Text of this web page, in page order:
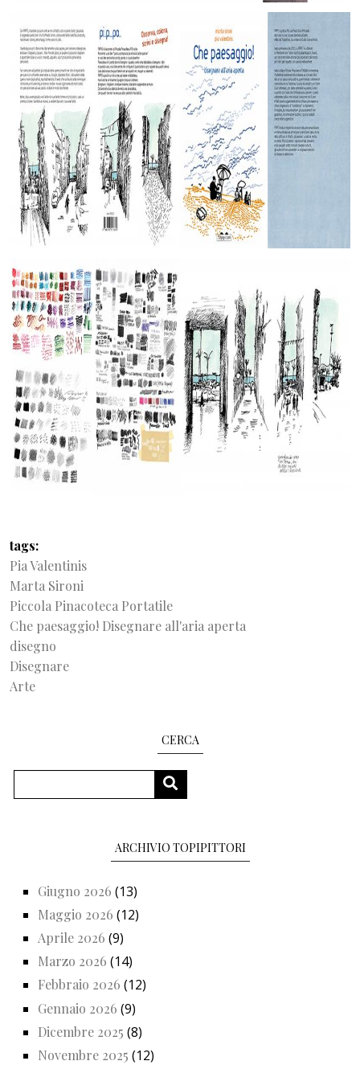
tags
Pia Valentinis
Marta Sironi
Piccola Pinacoteca Portatile
Che paesaggio! Disegnare all'aria aperta
disegno
Disegnare
Arte
CERCA
CERCA
ARCHIVIO TOPIPITTORI
Giugno 2026 (13)
Maggio 2026 (12)
Aprile 2026 (9)
Marzo 2026 (14)
Febbraio 2026 (12)
Gennaio 2026 (9)
Dicembre 2025 (8)
Novembre 2025 (12)